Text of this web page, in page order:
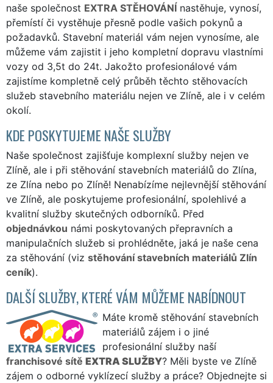
naše společnost EXTRA STĚHOVÁNÍ nastěhuje, vynosí,
přemístí či vystěhuje přesně podle vašich pokynů a
požadavků. Stavební materiál vám nejen vynosíme, ale
můžeme vám zajistit i jeho kompletní dopravu vlastními
vozy od 3,5t do 24t. Jakožto profesionálové vám
zajistíme kompletně celý průběh těchto stěhovacích
služeb stavebního materiálu nejen ve Zlíně, ale i v celém
okolí.
KDE POSKYTUJEME NAŠE SLUŽBY
Naše společnost zajišťuje komplexní služby nejen ve
Zlíně, ale i při stěhování stavebních materiálů do Zlína,
ze Zlína nebo po Zlíně! Nenabízíme nejlevnější stěhování
ve Zlíně, ale poskytujeme profesionální, spolehlivé a
kvalitní služby skutečných odborníků. Před
objednávkou námi poskytovaných přepravních a
manipulačních služeb si prohlédněte, jaká je naše cena
za stěhování (viz stěhování stavebních materiálů Zlín
ceník).
DALŠÍ SLUŽBY, KTERÉ VÁM MŮŽEME NABÍDNOUT
Máte kromě stěhování stavebních
materiálů zájem i o jiné
profesionální služby naší
franchisové sítě EXTRA SLUŽBY? Měli byste ve Zlíně
zájem o odborné vyklízecí služby a práce? Objednejte si